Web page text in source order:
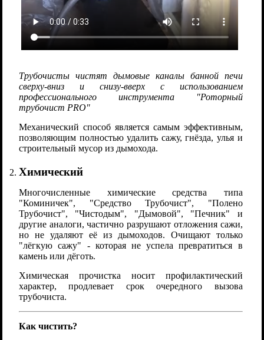
Трубочисты чистят дымовые каналы банной печи
сверху-вниз и снизу-вверх с использованием
профессионального инструмента "Роторный
трубочист PRO"
Механический способ является самым эффективным,
позволяющим полностью удалить сажу, гнёзда, улья и
строительный мусор из дымохода.
Химический
Многочисленные химические средства типа
"Коминичек", "Средство Трубочист", "Полено
Трубочист", "Чистодым", "Дымовой", "Печник" и
другие аналоги, частично разрушают отложения сажи,
но не удаляют её из дымоходов. Очищают только
"лёгкую сажу" - которая не успела превратиться в
камень или дёготь.
Химическая прочистка носит профилактический
характер, продлевает срок очередного вызова
трубочиста.
Как чистить?